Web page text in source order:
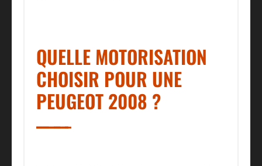
QUELLE MOTORISATION
CHOISIR POUR UNE
PEUGEOT 2008 ?